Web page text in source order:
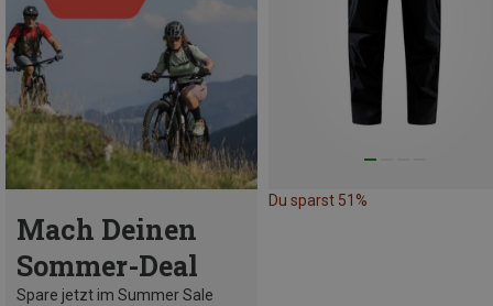
Mach Deinen
Sommer-Deal
Spare jetzt im Summer Sale
Du sparst 51%